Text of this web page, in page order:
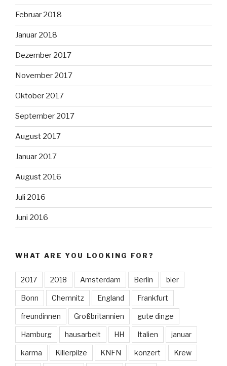
Februar 2018
Januar 2018
Dezember 2017
November 2017
Oktober 2017
September 2017
August 2017
Januar 2017
August 2016
Juli 2016
Juni 2016
WHAT ARE YOU LOOKING FOR?
2017 2018 Amsterdam Berlin bier
Bonn Chemnitz England Frankfurt
freundinnen Großbritannien gute dinge
Hamburg hausarbeit HH Italien januar
karma Killerpilze KNFN konzert Krew